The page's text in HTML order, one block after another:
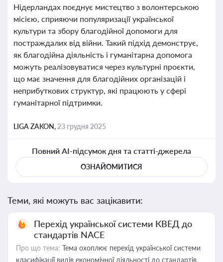
Нідерландах поєднує мистецтво з волонтерською
місією, сприяючи популяризації української
культури та збору благодійної допомоги для
постраждалих від війни. Такий підхід демонструє,
як благодійна діяльність і гуманітарна допомога
можуть реалізовуватися через культурні проєкти,
що має значення для благодійних організацій і
неприбуткових структур, які працюють у сфері
гуманітарної підтримки.
LIGA ZAKON, 23 грудня 2025
Повний AI-підсумок дня та статті-джерела
ОЗНАЙОМИТИСЯ
Теми, які можуть вас зацікавити:
Перехід української системи КВЕД до
стандартів NACE
Про що тема: Тема охоплює перехід української системи
класифікації видів економічної діяльності до стандартів